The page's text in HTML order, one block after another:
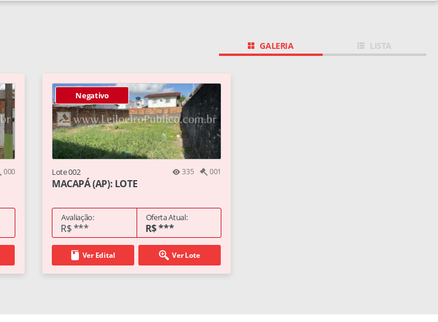
GALERIA LISTA
000
Negativo
Lote 002 335 001
MACAPÁ (AP): LOTE
Avaliação:
R$ ***
Oferta Atual:
R$ ***
Ver Edital Ver Lote